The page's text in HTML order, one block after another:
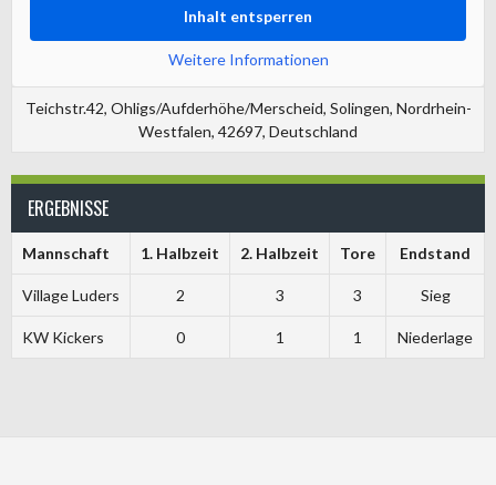
Inhalt entsperren
Weitere Informationen
Teichstr.42, Ohligs/Aufderhöhe/Merscheid, Solingen, Nordrhein-
Westfalen, 42697, Deutschland
ERGEBNISSE
Mannschaft 1. Halbzeit 2. Halbzeit Tore Endstand
Village Luders 2 3 3 Sieg
KW Kickers 0 1 1 Niederlage